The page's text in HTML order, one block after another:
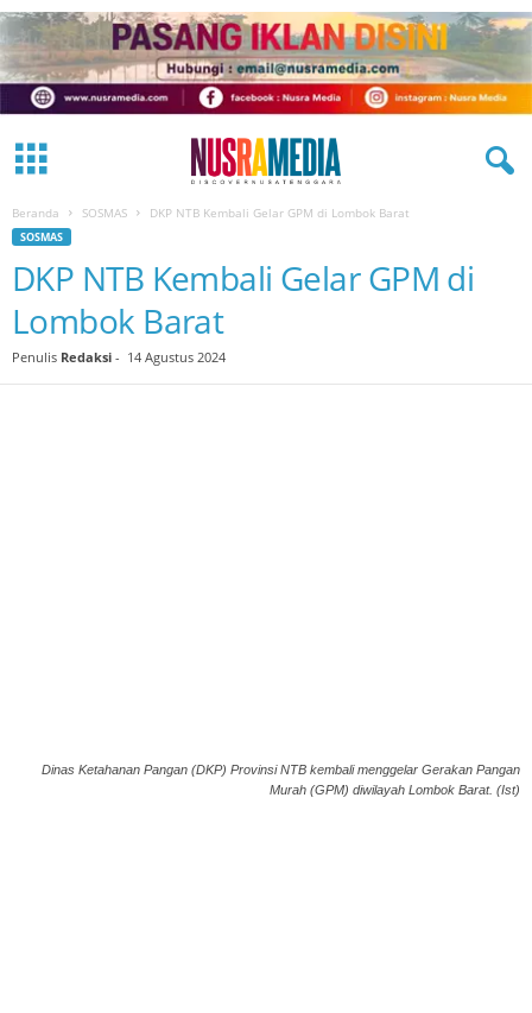
Beranda SOSMAS DKP NTB Kembali Gelar GPM di Lombok Barat
SOSMAS
DKP NTB Kembali Gelar GPM di
Lombok Barat
Penulis Redaksi - 14 Agustus 2024
Dinas Ketahanan Pangan (DKP) Provinsi NTB kembali menggelar Gerakan Pangan
Murah (GPM) diwilayah Lombok Barat. (Ist)